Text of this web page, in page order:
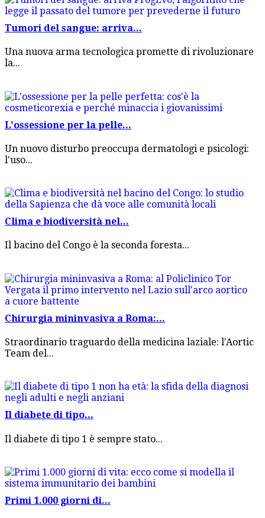
Tumori del sangue: arriva...
Una nuova arma tecnologica promette di rivoluzionare
la...
L'ossessione per la pelle...
Un nuovo disturbo preoccupa dermatologi e psicologi:
l'uso...
Clima e biodiversità nel...
Il bacino del Congo è la seconda foresta...
Chirurgia mininvasiva a Roma:...
Straordinario traguardo della medicina laziale: l'Aortic
Team del...
Il diabete di tipo...
Il diabete di tipo 1 è sempre stato...
Primi 1.000 giorni di...